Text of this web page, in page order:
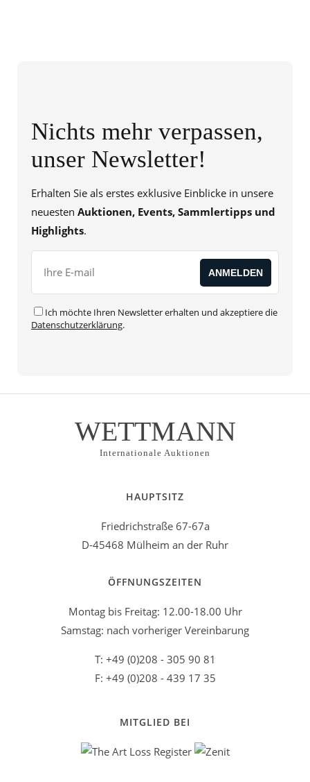
Nichts mehr verpassen,
unser Newsletter!
Erhalten Sie als erstes exklusive Einblicke in unsere
neuesten Auktionen, Events, Sammlertipps und
Highlights.
Ich möchte Ihren Newsletter erhalten und akzeptiere die
Datenschutzerklärung.
WETTMANN
Internationale Auktionen
HAUPTSITZ
Friedrichstraße 67-67a
D-45468 Mülheim an der Ruhr
ÖFFNUNGSZEITEN
Montag bis Freitag: 12.00-18.00 Uhr
Samstag: nach vorheriger Vereinbarung
T: +49 (0)208 - 305 90 81
F: +49 (0)208 - 439 17 35
MITGLIED BEI